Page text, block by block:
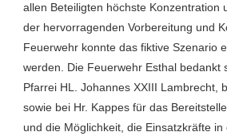
allen Beteiligten höchste Konzentration
der hervorragenden Vorbereitung und
Feuerwehr konnte das fiktive Szenario
werden. Die Feuerwehr Esthal bedankt
Pfarrei HL. Johannes XXIII Lambrecht,
sowie bei Hr. Kappes für das
und die Möglichkeit, die Einsatzkräfte in